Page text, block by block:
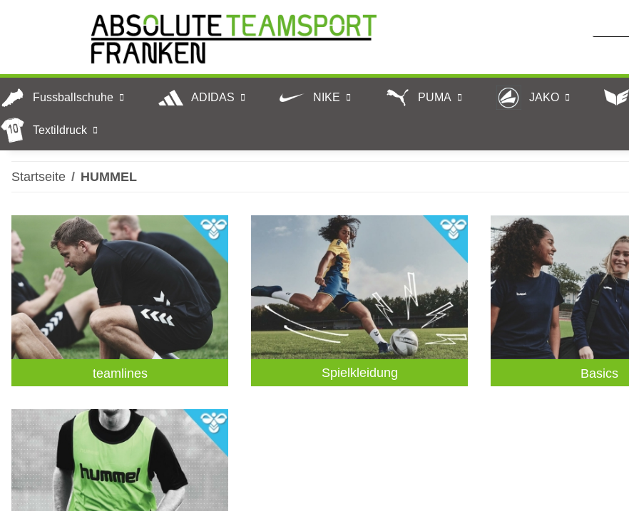
Fussballschuhe ADIDAS NIKE PUMA JAKO
Textildruck
Startseite HUMMEL
teamlines Spielkleidung Basics